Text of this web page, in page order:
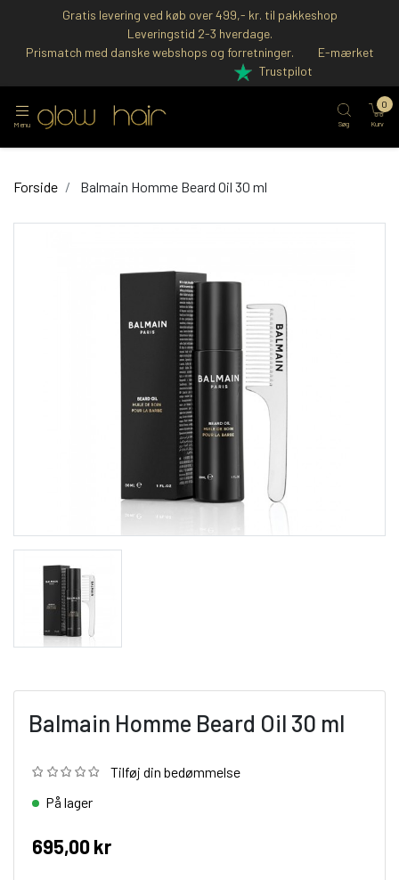
Gratis levering ved køb over 499,- kr. til pakkeshop
Leveringstid 2-3 hverdage.
Prismatch med danske webshops og forretninger.
E-mærket
Trustpilot
Menu Søg Kurv
0
Forside Balmain Homme Beard Oil 30 ml
Balmain Homme Beard Oil 30 ml
Tilføj din bedømmelse
På lager
695,00 kr